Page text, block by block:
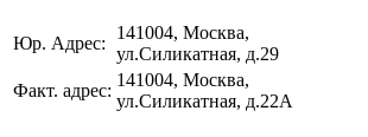
Юр. Адрес:
141004, Москва,
ул.Силикатная, д.29
Факт. адрес:
141004, Москва,
ул.Силикатная, д.22А